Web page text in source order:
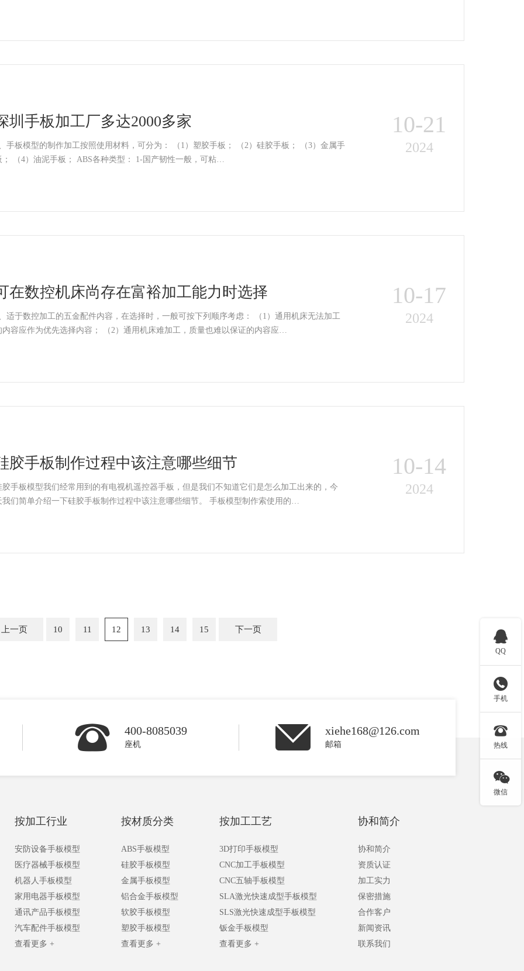
圳手板加工厂多达2000多家
板模型的制作加工按照使用材料，可分为： （1）塑胶手板； （2）硅胶手板； （3）金属手
板； （4）油泥手板； ABS各种类型： 1-国产韧性一般，可粘…
10-21
2024
在数控机床尚存在富裕加工能力时选择
适于数控加工的五金配件内容，在选择时，一般可按下列顺序考虑： （1）通用机床无法加工
的内容应作为优先选择内容； （2）通用机床难加工，质量也难以保证的内容应…
10-17
2024
胶手板制作过程中该注意哪些细节
胶手板模型我们经常用到的有电视机遥控器手板，但是我们不知道它们是怎么加工出来的，今
天我们简单介绍一下硅胶手板制作过程中该注意哪些细节。 手板模型制作索使用的…
10-14
2024
上一页 10 11 12 13 14 15 下一页
400-8085039
座机
xiehe168@126.com
邮箱
按加工行业
安防设备手板模型
医疗器械手板模型
机器人手板模型
家用电器手板模型
通讯产品手板模型
汽车配件手板模型
查看更多 +
按材质分类
ABS手板模型
硅胶手板模型
金属手板模型
铝合金手板模型
软胶手板模型
塑胶手板模型
查看更多 +
按加工工艺
3D打印手板模型
CNC加工手板模型
CNC五轴手板模型
SLA激光快速成型手板模型
SLS激光快速成型手板模型
钣金手板模型
查看更多 +
协和简介
协和简介
资质认证
加工实力
保密措施
合作客户
新闻资讯
联系我们

QQ

手机

热线

微信